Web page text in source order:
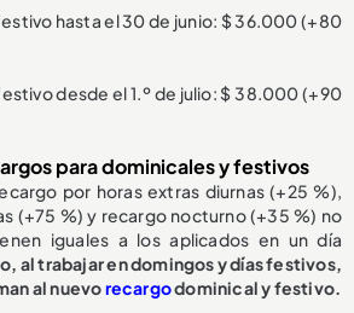
hasta el 30 de junio: $ 36.000 (+80
desde el 1.º de julio: $ 38.000 (+90
para dominicales y festivos
por horas extras diurnas (+25 %),
(+75 %) y recargo nocturno (+35 %) no
iguales a los aplicados en un día
al trabajar en domingos y días festivos,
al nuevorecargodominical y festivo.